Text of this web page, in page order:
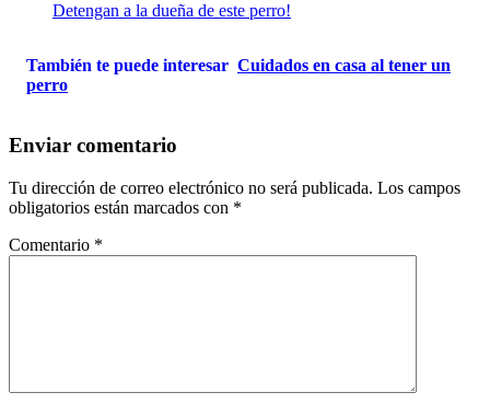
Detengan a la dueña de este perro!
También te puede interesar Cuidados en casa al tener un
perro
Enviar comentario
Tu dirección de correo electrónico no será publicada. Los campos
obligatorios están marcados con *
Comentario *